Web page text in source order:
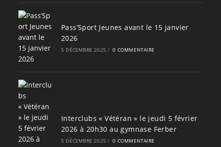
Pass’Sport Jeunes avant le 15 janvier
2026
5 DÉCEMBRE 2025 / 0 COMMENTAIRE
Interclubs « Vétéran » le jeudi 5 février
2026 à 20h30 au gymnase Ferber
5 DÉCEMBRE 2025 / 0 COMMENTAIRE